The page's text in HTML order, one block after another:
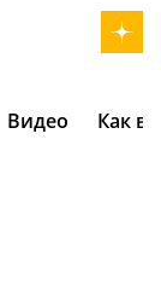
Видео Как